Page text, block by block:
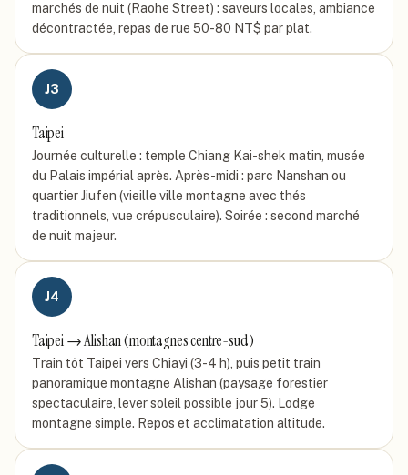
marchés de nuit (Raohe Street) : saveurs locales, ambiance
décontractée, repas de rue 50-80 NT$ par plat.
J3
Taipei
Journée culturelle : temple Chiang Kai-shek matin, musée
du Palais impérial après. Après-midi : parc Nanshan ou
quartier Jiufen (vieille ville montagne avec thés
traditionnels, vue crépusculaire). Soirée : second marché
de nuit majeur.
J4
Taipei → Alishan (montagnes centre-sud)
Train tôt Taipei vers Chiayi (3-4 h), puis petit train
panoramique montagne Alishan (paysage forestier
spectaculaire, lever soleil possible jour 5). Lodge
montagne simple. Repos et acclimatation altitude.